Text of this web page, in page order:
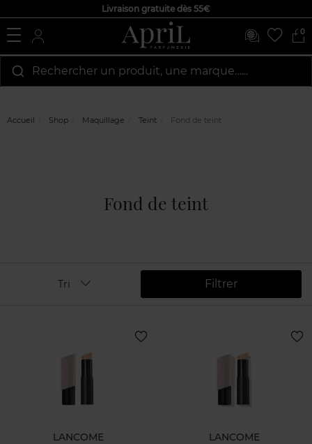
Livraison gratuite dès 55€
0
Rechercher un produit, une marque…...
Accueil Shop Maquillage Teint Fond de teint
Fond de teint
Filtrer
Tri
LANCOME LANCOME